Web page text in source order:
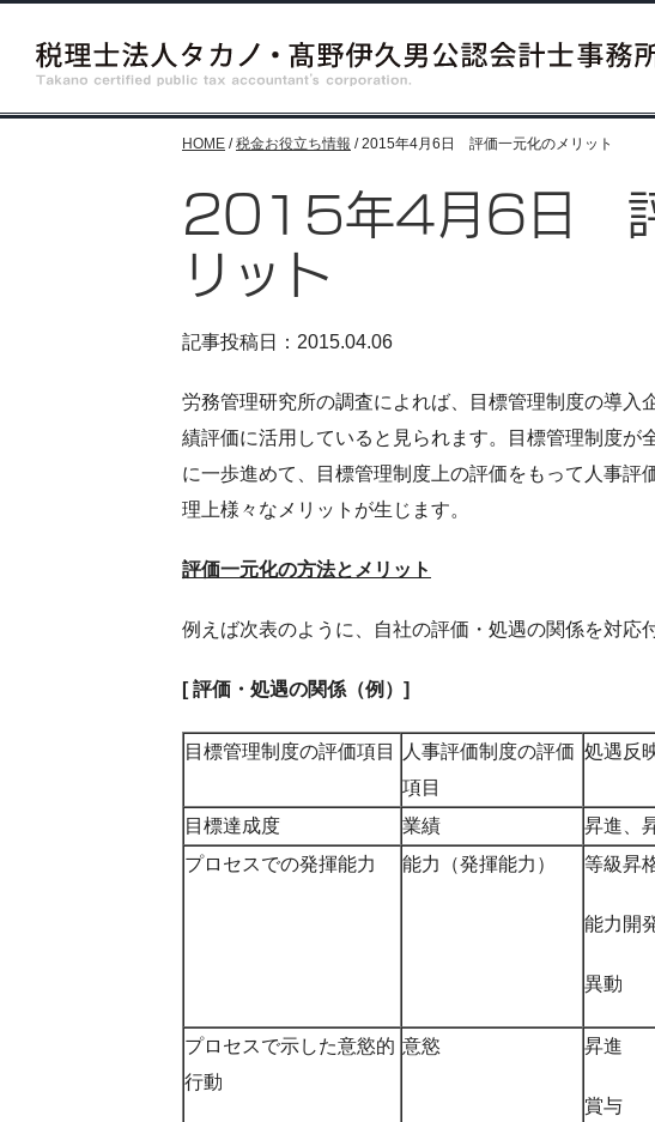
HOME /税金お役立ち情報 /2015年4月6日 評価一元化のメリット
2015年4月6日 評
リット
記事投稿日：2015.04.06
労務管理研究所の調査によれば、目標管理制度の導入
績評価に活用していると見られます。目標管理制度が
に一歩進めて、目標管理制度上の評価をもって人事評
理上様々なメリットが生じます。
評価一元化の方法とメリット
例えば次表のように、自社の評価・処遇の関係を対応
[評価・処遇の関係（例） ]
目標管理制度の評価項目
人事評価制度の評価
項目
処遇反
目標達成度 業績
昇進、
プロセスでの発揮能力
能力（発揮能力） 等級昇
能力開
異動
プロセスで示した意慾的
行動
意慾 昇進
賞与